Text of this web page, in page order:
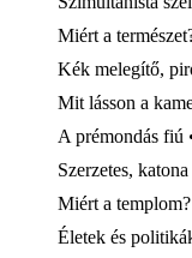
Miért a
Kék melegítő,
Mit lásson a
A prémondás fiú
Szerzetes,
Miért a
Életek és